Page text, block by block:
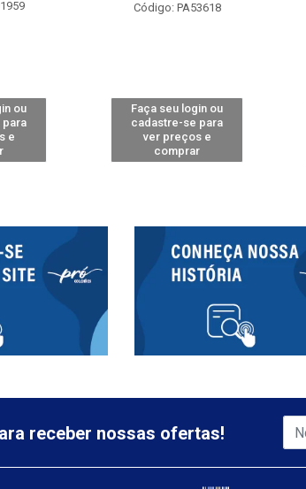
ou
e
Código: PA53618
Faça seu login ou
cadastre-se para
ver preços e
comprar
receber nossas ofertas!